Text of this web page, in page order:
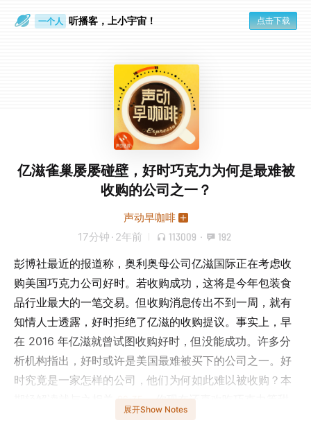
一个人
听播客，上小宇宙！ 点击下载
亿滋雀巢屡屡碰壁，好时巧克力为何是最难被
收购的公司之一？
声动早咖啡
17分钟 · 2年前 113009 · 192
彭博社最近的报道称，奥利奥母公司亿滋国际正在考虑收
购美国巧克力公司好时。若收购成功，这将是今年包装食
品行业最大的一笔交易。但收购消息传出不到一周，就有
知情人士透露，好时拒绝了亿滋的收购提议。事实上，早
在 2016 年亿滋就曾试图收购好时，但没能成功。许多分
析机构指出，好时或许是美国最难被买下的公司之一。好
时究竟是一家怎样的公司，他们为何如此难以被收购？本
06:35
。你现在还喜欢吃巧克力等甜
展开Show Notes